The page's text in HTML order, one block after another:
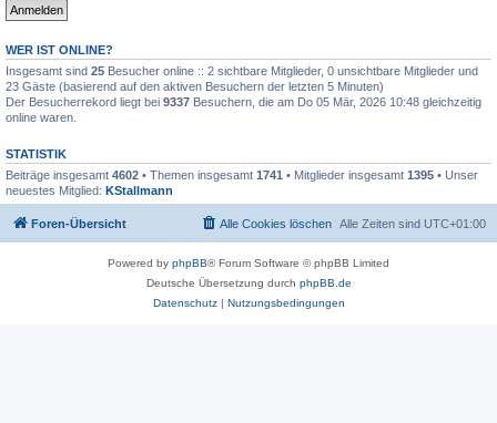
WER IST ONLINE?
Insgesamt sind 25 Besucher online :: 2 sichtbare Mitglieder, 0 unsichtbare Mitglieder und
23 Gäste (basierend auf den aktiven Besuchern der letzten 5 Minuten)
Der Besucherrekord liegt bei 9337 Besuchern, die am Do 05 Mär, 2026 10:48 gleichzeitig
online waren.
STATISTIK
Beiträge insgesamt 4602 • Themen insgesamt 1741 • Mitglieder insgesamt 1395 • Unser
neuestes Mitglied: KStallmann
Foren-Übersicht Alle Zeiten sind UTC+01:00
Alle Cookies löschen
Powered by phpBB® Forum Software © phpBB Limited
Deutsche Übersetzung durch phpBB.de
Datenschutz| Nutzungsbedingungen